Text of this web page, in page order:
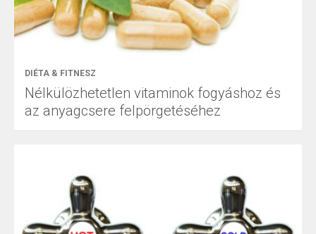
DIÉTA & FITNESZ
Nélkülözhetetlen vitaminok fogyáshoz és
az anyagcsere felpörgetéséhez